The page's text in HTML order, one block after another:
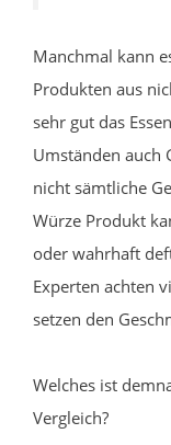
Manchmal kann
Produkten aus
sehr gut das
Umständen auch
nicht sämtliche
Würze Produkt
oder wahrhaft
Experten achten
setzen den
Welches ist
Vergleich?